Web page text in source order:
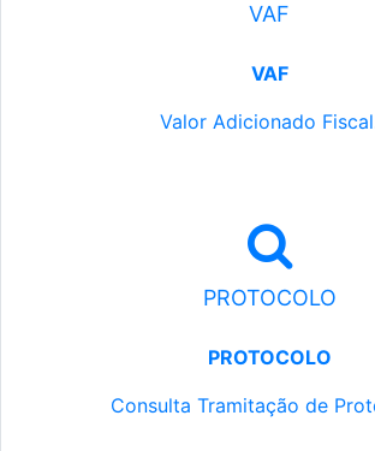
VAF
VAF
Valor Adicionado
PROTOCOLO
PROTOCOLO
Consulta Tramitação de